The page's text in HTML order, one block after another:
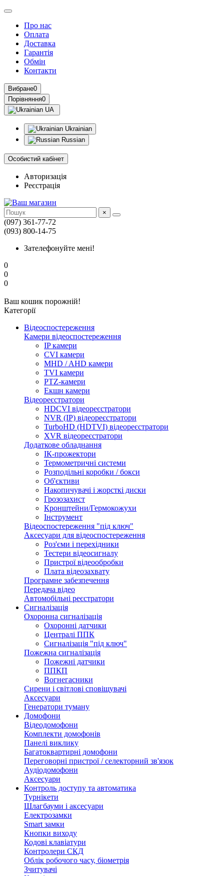
Про нас
Оплата
Доставка
Гарантія
Обмін
Контакти
Вибране0
Порівняння0
UA
Ukrainian
Russian
Особистий кабінет
Авторизація
Реєстрація
×
(097) 361-77-72
(093) 800-14-75
Зателефонуйте мені!
0
0
0
Ваш кошик порожній!
Категорії
Відеоспостереження
Камери відеоспостереження
IP камери
CVI камери
MHD / AHD камери
TVI камери
PTZ-камери
Екшн камери
Відеореєстратори
HDCVI відеореєстратори
NVR (IP) відеореєстратори
TurboHD (HDTVI) відеореєстратори
XVR відеореєстратори
Додаткове обладнання
ІК-прожектори
Термометричні системи
Розподільні коробки / бокси
Об'єктиви
Накопичувачі і жорсткі диски
Грозозахист
Кронштейни/Гермокожухи
Інструмент
Відеоспостереження "під ключ"
Аксесуари для відеоспостереження
Роз'єми і перехідники
Тестери відеосигналу
Пристрої відеообробки
Плата відеозахвату
Програмне забезпечення
Передача відео
Автомобільні реєстратори
Сигналізація
Охоронна сигналізація
Охоронні датчики
Централі ППК
Сигналізація "під ключ"
Пожежна сигналізація
Пожежні датчики
ППКП
Вогнегасники
Сирени і світлові сповіщувачі
Аксесуари
Генератори туману
Домофони
Відеодомофони
Комплекти домофонів
Панелі виклику
Багатоквартирні домофони
Переговорні пристрої / селекторний зв'язок
Аудіодомофони
Аксесуари
Контроль доступу та автоматика
Турнікети
Шлагбауми і аксесуари
Електрозамки
Smart замки
Кнопки виходу
Кодові клавіатури
Контролери СКД
Облік робочого часу, біометрія
Зчитувачі